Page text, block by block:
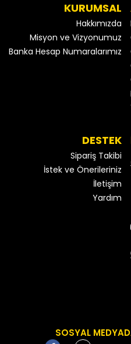
KURUMSAL
Hakkımızda
Misyon ve Vizyonumuz
Banka Hesap Numaralarımız
DESTEK
Sipariş Takibi
İstek ve Önerileriniz
İletişim
Yardım
SOSYAL